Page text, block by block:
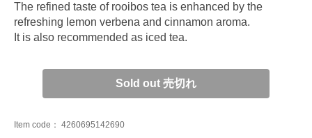
The refined taste of rooibos tea is enhanced by the
refreshing lemon verbena and cinnamon aroma.
It is also recommended as iced tea.
Sold out 売切れ
Item code： 4260695142690